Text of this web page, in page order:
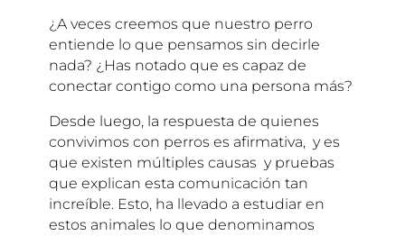
¿A veces creemos que nuestro perro
entiende lo que pensamos sin decirle
nada? ¿Has notado que es capaz de
conectar contigo como una persona más?
Desde luego, la respuesta de quienes
convivimos con perros es afirmativa, y es
que existen múltiples causas y pruebas
que explican esta comunicación tan
increíble. Esto, ha llevado a estudiar en
estos animales lo que denominamos